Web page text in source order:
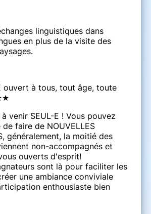
linguistiques dans
en plus de la visite des
ouvert à tous, tout âge, toute
venir SEUL-E ! Vous pouvez
faire de NOUVELLES
généralement, la moitié des
non-accompagnés et
ouverts d'esprit!
sont là pour faciliter les
une ambiance conviviale
enthousiaste bien